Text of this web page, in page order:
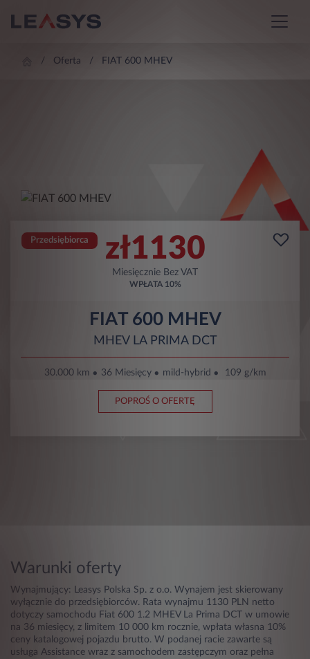
Oferta FIAT 600 MHEV
Przedsiębiorca zł1130
Miesięcznie Bez VAT
WPŁATA 10%
FIAT 600 MHEV
MHEV LA PRIMA DCT
30.000 km 36 Miesięcy mild-hybrid 109 g/km
POPROŚ O OFERTĘ
Warunki oferty
Wynajmujący: Leasys Polska Sp. z o.o. Wynajem jest skierowany
wyłącznie do przedsiębiorców. Rata wynajmu 1130 PLN netto
dotyczy samochodu Fiat 600 1.2 MHEV La Prima DCT w umowie
na 36 miesięcy, z limitem 10 000 km rocznie, wpłata własna 10%
ceny katalogowej pojazdu brutto. W podanej racie zawarte są
usługa Assistance wraz z samochodem zastępczym oraz pełna